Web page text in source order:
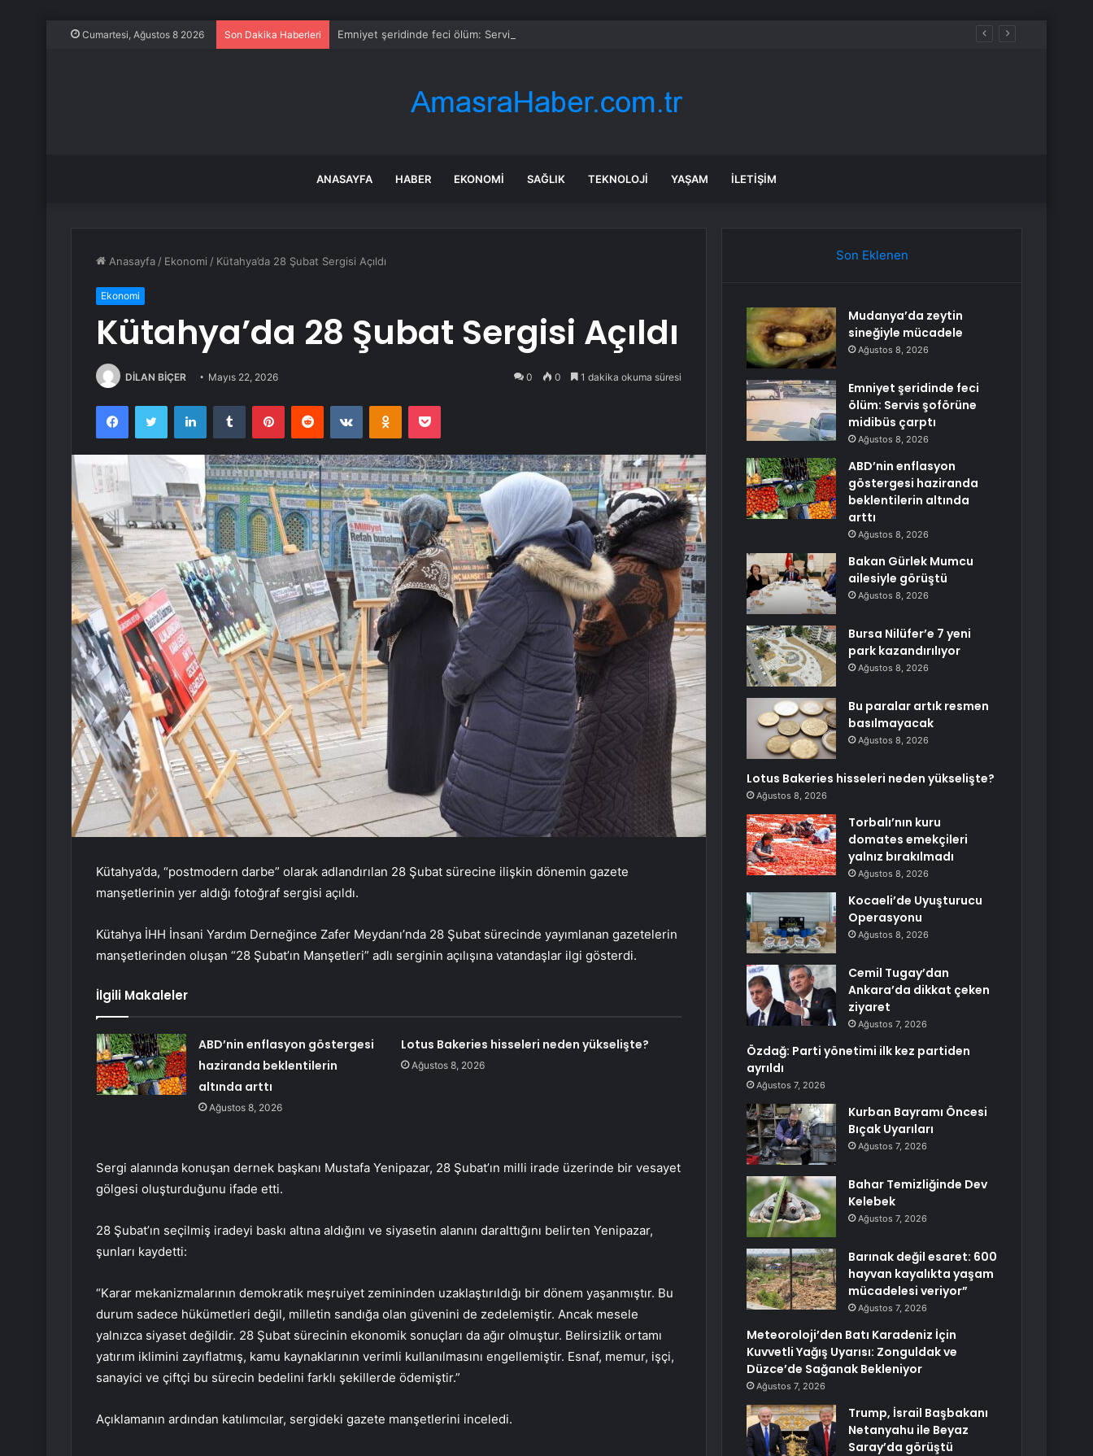
Cumartesi, Ağustos 8 2026 Son Dakika Haberleri Emniyet şeridinde feci ölüm: Servis şoförüne midibüs çarptı
ANASAYFA HABER EKONOMI SAĞLIK TEKNOLOJI YAŞAM İLETIŞIM
Anasayfa / Ekonomi / Kütahya’da 28 Şubat Sergisi Açıldı
Ekonomi
Kütahya’da 28 Şubat Sergisi Açıldı
DİLAN BİÇER Mayıs 22, 2026 0 0 1 dakika okuma süresi
FacebookTwitter LinkedInTumblr PinterestReddit VKontakteOdnoklassniki
Pocket
Kütahya’da, “postmodern darbe” olarak adlandırılan 28 Şubat sürecine ilişkin dönemin gazete
manşetlerinin yer aldığı fotoğraf sergisi açıldı.
Kütahya İHH İnsani Yardım Derneğince Zafer Meydanı’nda 28 Şubat sürecinde yayımlanan gazetelerin
manşetlerinden oluşan “28 Şubat’ın Manşetleri” adlı serginin açılışına vatandaşlar ilgi gösterdi.
İlgili Makaleler
ABD’nin enflasyon göstergesi
haziranda beklentilerin
altında arttı
Ağustos 8, 2026
Lotus Bakeries hisseleri neden yükselişte?
Ağustos 8, 2026
Sergi alanında konuşan dernek başkanı Mustafa Yenipazar, 28 Şubat’ın milli irade üzerinde bir vesayet
gölgesi oluşturduğunu ifade etti.
28 Şubat’ın seçilmiş iradeyi baskı altına aldığını ve siyasetin alanını daralttığını belirten Yenipazar,
şunları kaydetti:
“Karar mekanizmalarının demokratik meşruiyet zemininden uzaklaştırıldığı bir dönem yaşanmıştır. Bu
durum sadece hükümetleri değil, milletin sandığa olan güvenini de zedelemiştir. Ancak mesele
yalnızca siyaset değildir. 28 Şubat sürecinin ekonomik sonuçları da ağır olmuştur. Belirsizlik ortamı
yatırım iklimini zayıflatmış, kamu kaynaklarının verimli kullanılmasını engellemiştir. Esnaf, memur, işçi,
sanayici ve çiftçi bu sürecin bedelini farklı şekillerde ödemiştir.”
Açıklamanın ardından katılımcılar, sergideki gazete manşetlerini inceledi.
Son Eklenen
Mudanya’da zeytin
sineğiyle mücadele
Ağustos 8, 2026
Emniyet şeridinde feci
ölüm: Servis şoförüne
midibüs çarptı
Ağustos 8, 2026
ABD’nin enflasyon
göstergesi haziranda
beklentilerin altında
arttı
Ağustos 8, 2026
Bakan Gürlek Mumcu
ailesiyle görüştü
Ağustos 8, 2026
Bursa Nilüfer’e 7 yeni
park kazandırılıyor
Ağustos 8, 2026
Bu paralar artık resmen
basılmayacak
Ağustos 8, 2026
Lotus Bakeries hisseleri neden yükselişte?
Ağustos 8, 2026
Torbalı’nın kuru
domates emekçileri
yalnız bırakılmadı
Ağustos 8, 2026
Kocaeli’de Uyuşturucu
Operasyonu
Ağustos 8, 2026
Cemil Tugay’dan
Ankara’da dikkat çeken
ziyaret
Ağustos 7, 2026
Özdağ: Parti yönetimi ilk kez partiden
ayrıldı
Ağustos 7, 2026
Kurban Bayramı Öncesi
Bıçak Uyarıları
Ağustos 7, 2026
Bahar Temizliğinde Dev
Kelebek
Ağustos 7, 2026
Barınak değil esaret: 600
hayvan kayalıkta yaşam
mücadelesi veriyor”
Ağustos 7, 2026
Meteoroloji’den Batı Karadeniz İçin
Kuvvetli Yağış Uyarısı: Zonguldak ve
Düzce’de Sağanak Bekleniyor
Ağustos 7, 2026
Trump, İsrail Başbakanı
Netanyahu ile Beyaz
Saray’da görüştü